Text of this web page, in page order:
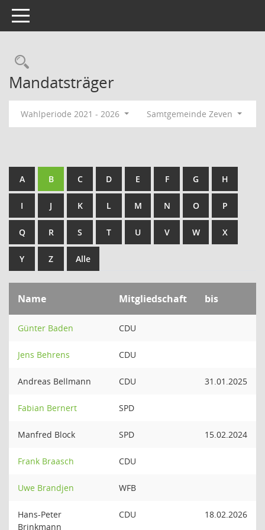
Toggle navigation
Rechercheauswahl
Mandatsträger
Wahlperiode 2021 - 2026 Samtgemeinde Zeven
A B C D E F G H
I J K L M N O P
Q R S T U V W X
Y Z Alle
Name Mitgliedschaft bis
Günter Baden CDU
Jens Behrens CDU
Andreas Bellmann CDU 31.01.2025
Fabian Bernert SPD
Manfred Block SPD 15.02.2024
Frank Braasch CDU
Uwe Brandjen WFB
Hans-Peter
Brinkmann
CDU 18.02.2026